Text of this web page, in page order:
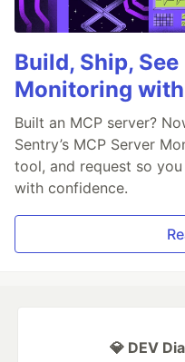
Build, Ship,
Monitoring
Built an MCP server?
Sentry’s MCP Server
tool, and request so
with confidence.
💎 DEV